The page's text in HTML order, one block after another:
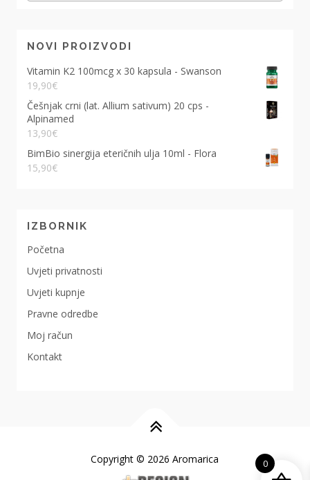
NOVI PROIZVODI
Vitamin K2 100mcg x 30 kapsula - Swanson
19,90€
Češnjak crni (lat. Allium sativum) 20 cps -
Alpinamed
13,90€
BimBio sinergija eteričnih ulja 10ml - Flora
15,90€
IZBORNIK
Početna
Uvjeti privatnosti
Uvjeti kupnje
Pravne odredbe
Moj račun
Kontakt
Copyright © 2026 Aromarica 0